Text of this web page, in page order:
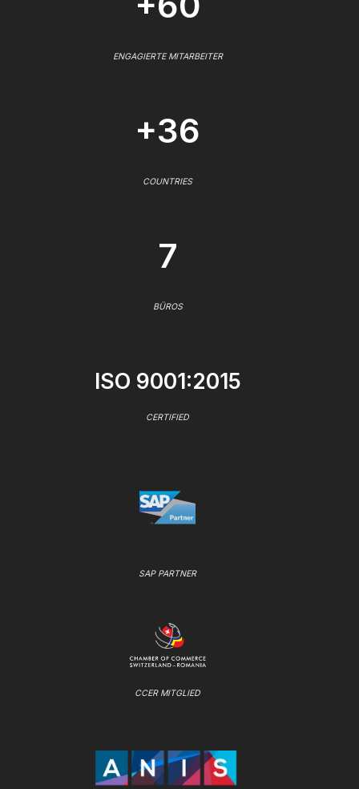
ENGAGIERTE MITARBEITER
+36
COUNTRIES
7
BÜROS
ISO 9001:2015
CERTIFIED
SAP PARTNER
CCER MITGLIED